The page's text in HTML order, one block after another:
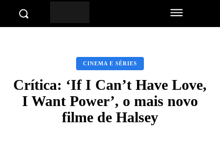
CINEMA E SÉRIES
Crítica: ‘If I Can’t Have Love,
I Want Power’, o mais novo
filme de Halsey